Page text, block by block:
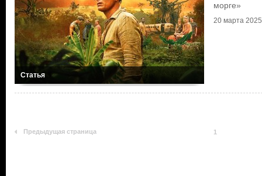
Статья
морге»
20 марта 2025
Предыдущая страница 1